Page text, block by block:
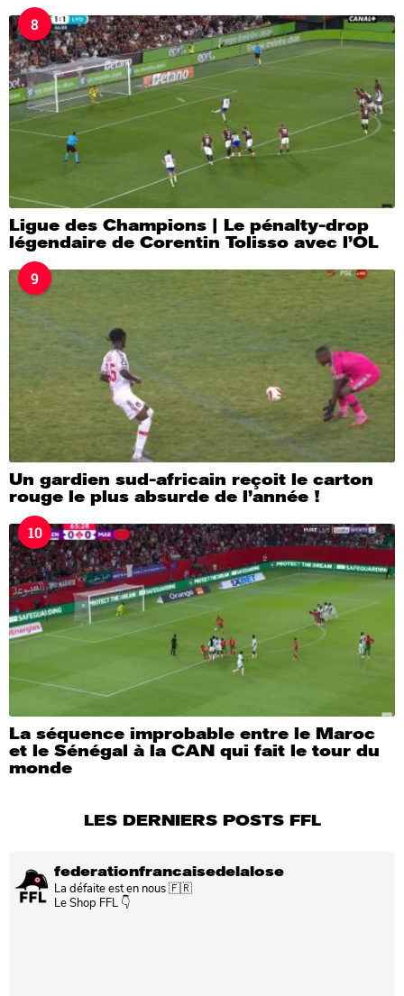
8
Ligue des Champions | Le pénalty-drop
légendaire de Corentin Tolisso avec l’OL
9
Un gardien sud-africain reçoit le carton
rouge le plus absurde de l’année !
10
La séquence improbable entre le Maroc
et le Sénégal à la CAN qui fait le tour du
monde
LES DERNIERS POSTS FFL
federationfrancaisedelalose
La défaite est en nous 🇫🇷
Le Shop FFL 👇